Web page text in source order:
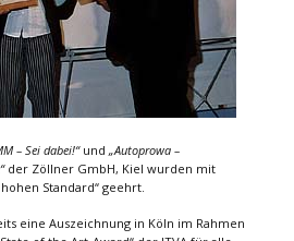
– Sei dabei!“und „Autoprowa –
der Zöllner GmbH, Kiel wurden mit
Standard“ geehrt.
eine Auszeichnung in Köln im Rahmen